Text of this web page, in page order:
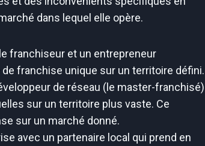
dans lequel elle opère.
franchiseur et un entrepreneur
franchise unique sur un territoire défini.
de réseau (le master-franchisé)
sur un territoire plus vaste. Ce
sur un marché donné.
avec un partenaire local qui prend en